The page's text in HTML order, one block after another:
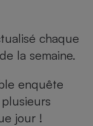
chaque
la semaine.
enquête
jour !